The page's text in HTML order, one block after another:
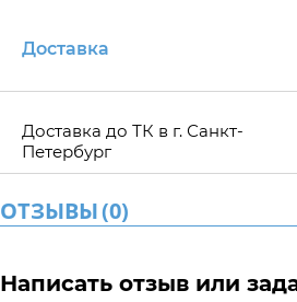
Доставка
Доставка до ТК в г. Санкт-
Петербург
ОТЗЫВЫ(0)
Написать отзыв или